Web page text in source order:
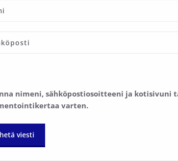
nimeni, sähköpostiosoitteeni ja kotisivuni
varten.